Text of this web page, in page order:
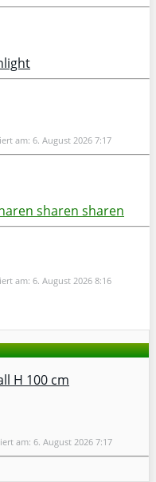
am: 6. August 2026 7:17
sharen sharen
am: 6. August 2026 8:16
H 100 cm
am: 6. August 2026 7:17